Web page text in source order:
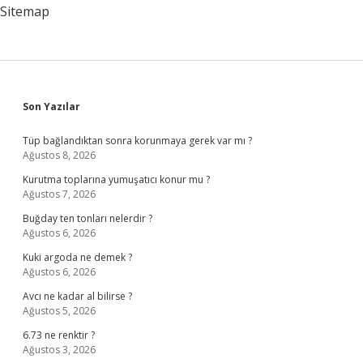
Sitemap
Sidebar
Son Yazılar
Tüp bağlandıktan sonra korunmaya gerek var mı ?
Ağustos 8, 2026
Kurutma toplarına yumuşatıcı konur mu ?
Ağustos 7, 2026
Buğday ten tonları nelerdir ?
Ağustos 6, 2026
Kuki argoda ne demek ?
Ağustos 6, 2026
Avcı ne kadar al bilirse ?
Ağustos 5, 2026
6.73 ne renktir ?
Ağustos 3, 2026